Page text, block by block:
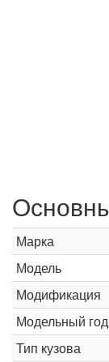
Марка
Модель
Модификация
Модельный год
Тип кузова